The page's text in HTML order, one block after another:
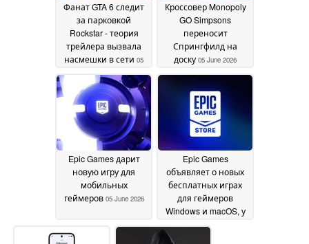
Фанат GTA 6 следит
за парковкой
Rockstar - теория
трейлера вызвала
насмешки в сети 05
June 2026
Кроссовер Monopoly
GO Simpsons
переносит
Спрингфилд на
доску 05 June 2026
Epic Games дарит
новую игру для
мобильных
геймеров 05 June 2026
Epic Games
объявляет о новых
бесплатных играх
для геймеров
Windows и macOS, у
которых есть
свободное время